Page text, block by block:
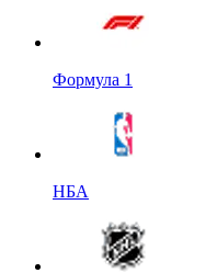
Формула 1
НБА